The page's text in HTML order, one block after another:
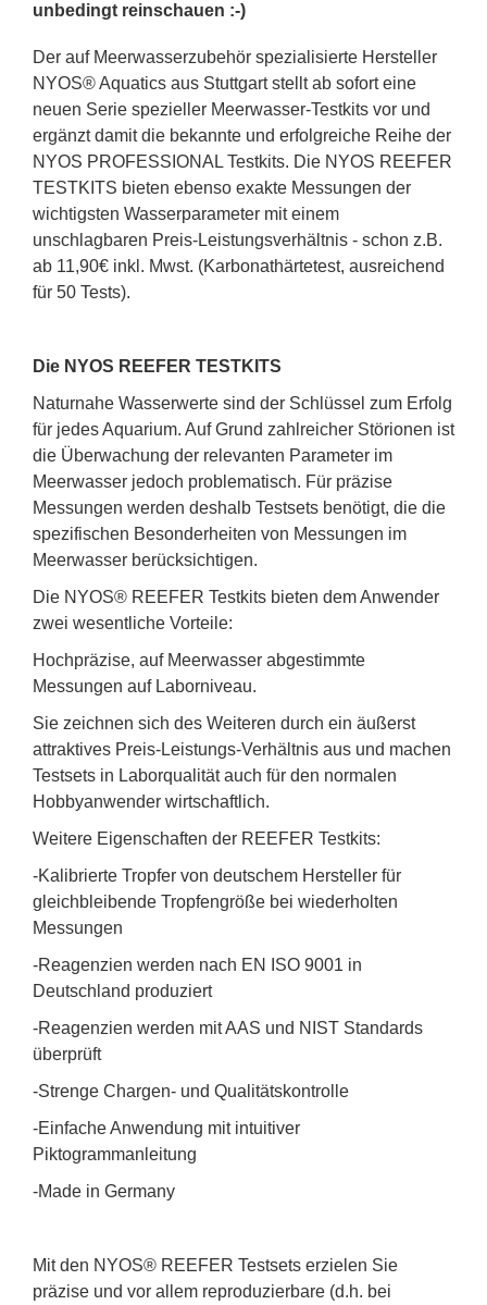
unbedingt reinschauen :-)
Der auf Meerwasserzubehör spezialisierte Hersteller
NYOS® Aquatics aus Stuttgart stellt ab sofort eine
neuen Serie spezieller Meerwasser-Testkits vor und
ergänzt damit die bekannte und erfolgreiche Reihe der
NYOS PROFESSIONAL Testkits. Die NYOS REEFER
TESTKITS bieten ebenso exakte Messungen der
wichtigsten Wasserparameter mit einem
unschlagbaren Preis-Leistungsverhältnis - schon z.B.
ab 11,90€ inkl. Mwst. (Karbonathärtetest, ausreichend
für 50 Tests).
Die NYOS REEFER TESTKITS
Naturnahe Wasserwerte sind der Schlüssel zum Erfolg
für jedes Aquarium. Auf Grund zahlreicher Störionen ist
die Überwachung der relevanten Parameter im
Meerwasser jedoch problematisch. Für präzise
Messungen werden deshalb Testsets benötigt, die die
spezifischen Besonderheiten von Messungen im
Meerwasser berücksichtigen.
Die NYOS® REEFER Testkits bieten dem Anwender
zwei wesentliche Vorteile:
Hochpräzise, auf Meerwasser abgestimmte
Messungen auf Laborniveau.
Sie zeichnen sich des Weiteren durch ein äußerst
attraktives Preis-Leistungs-Verhältnis aus und machen
Testsets in Laborqualität auch für den normalen
Hobbyanwender wirtschaftlich.
Weitere Eigenschaften der REEFER Testkits:
-Kalibrierte Tropfer von deutschem Hersteller für
gleichbleibende Tropfengröße bei wiederholten
Messungen
-Reagenzien werden nach EN ISO 9001 in
Deutschland produziert
-Reagenzien werden mit AAS und NIST Standards
überprüft
-Strenge Chargen- und Qualitätskontrolle
-Einfache Anwendung mit intuitiver
Piktogrammanleitung
-Made in Germany
Mit den NYOS® REEFER Testsets erzielen Sie
präzise und vor allem reproduzierbare (d.h. bei